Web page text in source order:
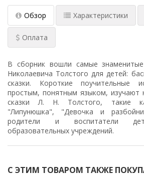
Обзор Характеристики
Оплата
В сборник вошли самые
Николаевича Толстого для детей:
сказки. Короткие поучительные
простым, понятным языком, изучают
сказки Л. Н. Толстого, такие
"Липунюшка", "Девочка и
родители и воспитатели
образовательных учреждений.
С ЭТИМ ТОВАРОМ ТАКЖЕ